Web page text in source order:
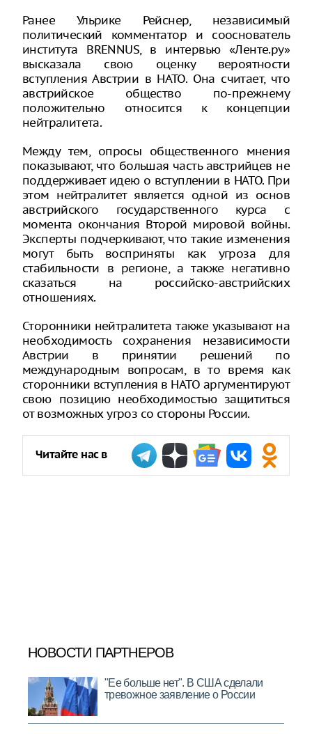
Ранее Ульрике Рейснер, независимый
политический комментатор и сооснователь
института BRENNUS, в интервью «Ленте.ру»
высказала свою оценку вероятности
вступления Австрии в НАТО. Она считает, что
австрийское общество по-прежнему
положительно относится к концепции
нейтралитета.
Между тем, опросы общественного мнения
показывают, что большая часть австрийцев не
поддерживает идею о вступлении в НАТО. При
этом нейтралитет является одной из основ
австрийского государственного курса с
момента окончания Второй мировой войны.
Эксперты подчеркивают, что такие изменения
могут быть восприняты как угроза для
стабильности в регионе, а также негативно
сказаться на российско-австрийских
отношениях.
Сторонники нейтралитета также указывают на
необходимость сохранения независимости
Австрии в принятии решений по
международным вопросам, в то время как
сторонники вступления в НАТО аргументируют
свою позицию необходимостью защититься
от возможных угроз со стороны России.
Читайте нас в